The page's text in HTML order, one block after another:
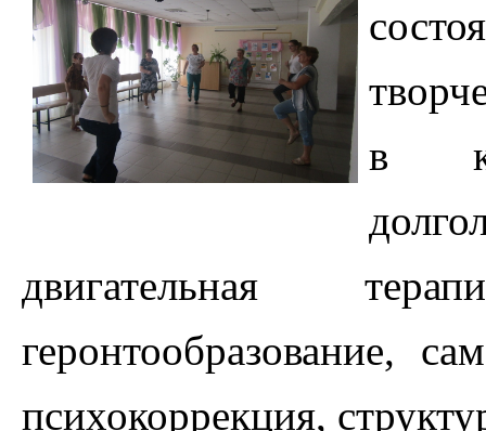
в
двигательная
геронтообразование,
психокоррекция,